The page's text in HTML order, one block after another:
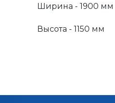
Ширина - 1900 мм
Высота - 1150 мм